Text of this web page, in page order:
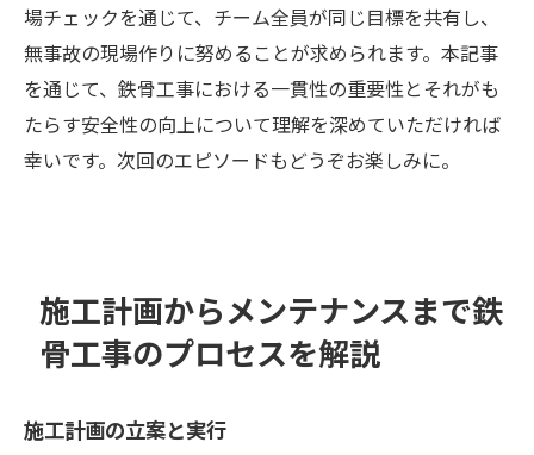
場チェックを通じて、チーム全員が同じ目標を共有し、
無事故の現場作りに努めることが求められます。本記事
を通じて、鉄骨工事における一貫性の重要性とそれがも
たらす安全性の向上について理解を深めていただければ
幸いです。次回のエピソードもどうぞお楽しみに。
施工計画からメンテナンスまで鉄
骨工事のプロセスを解説
施工計画の立案と実行